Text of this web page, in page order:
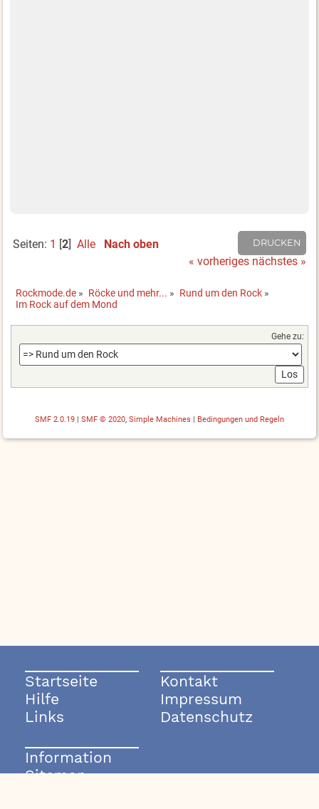
DRUCKEN
Seiten: 1 [2] Alle
Nach oben
« vorheriges nächstes »
Rockmode.de » Röcke und mehr... » Rund um den Rock »
Im Rock auf dem Mond
Gehe zu:
SMF 2.0.19 SMF © 2020, Simple Machines Bedingungen und Regeln
Startseite
Hilfe
Links
Kontakt
Impressum
Datenschutz
Information
Sitemap